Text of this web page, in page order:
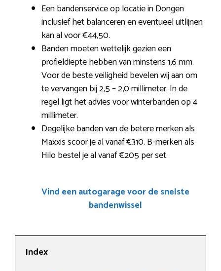
Een bandenservice op locatie in Dongen
inclusief het balanceren en eventueel uitlijnen
kan al voor €44,50.
Banden moeten wettelijk gezien een
profieldiepte hebben van minstens 1,6 mm.
Voor de beste veiligheid bevelen wij aan om
te vervangen bij 2,5 – 2,0 millimeter. In de
regel ligt het advies voor winterbanden op 4
millimeter.
Degelijke banden van de betere merken als
Maxxis scoor je al vanaf €310. B-merken als
Hilo bestel je al vanaf €205 per set.
Vind een autogarage voor de snelste
bandenwissel
Index